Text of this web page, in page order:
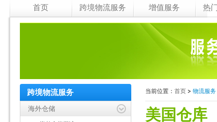
首页 跨境物流服务 增值服务 热
跨境物流服务
海外仓储
当前位置： 首页 > 物流服务
美国仓库